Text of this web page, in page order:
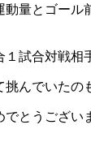
動量とゴール
１試合対戦相
んでいたの
とうござい